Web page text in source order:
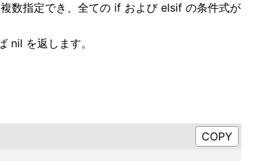
数指定でき、全ての if および elsif の条件式が
nil を返します。